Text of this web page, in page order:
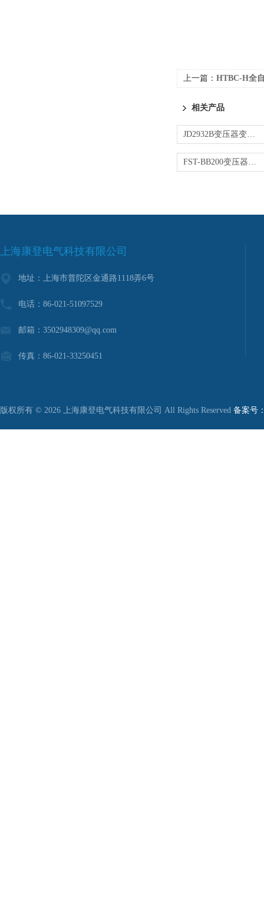
上一篇： HTBC-H全
相关产品
JD2932B变压器变比测试仪
FST-BB200变压器变比测试仪
上海康登电气科技有限公司
地址：上海市普陀区金通路1118弄6号
电话：86-021-51097529
邮箱：3502948309@qq.com
传真：86-021-33250451
版权所有 © 2026 上海康登电气科技有限公司 All Rights Reserved 备案号